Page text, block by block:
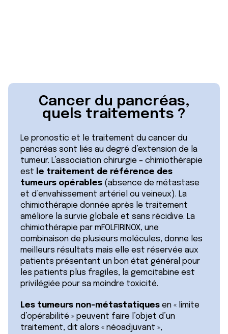
Cancer du pancréas,
quels traitements ?
Le pronostic et le traitement du cancer du
pancréas sont liés au degré d’extension de la
tumeur. L’association chirurgie – chimiothérapie
est le traitement de référence des
tumeurs opérables (absence de métastase
et d’envahissement artériel ou veineux). La
chimiothérapie donnée après le traitement
améliore la survie globale et sans récidive. La
chimiothérapie par mFOLFIRINOX, une
combinaison de plusieurs molécules, donne les
meilleurs résultats mais elle est réservée aux
patients présentant un bon état général pour
les patients plus fragiles, la gemcitabine est
privilégiée pour sa moindre toxicité.
Les tumeurs non-métastatiques en « limite
d’opérabilité » peuvent faire l’objet d’un
traitement, dit alors « néoadjuvant »,